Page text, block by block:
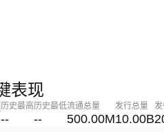
表现
历史最高
--
历史最低
--
流通总量
500.00M
发行总量
10.00B